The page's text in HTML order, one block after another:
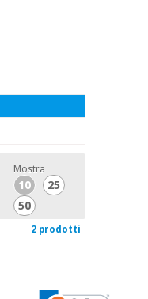
Mostra
10
25
50
2 prodotti